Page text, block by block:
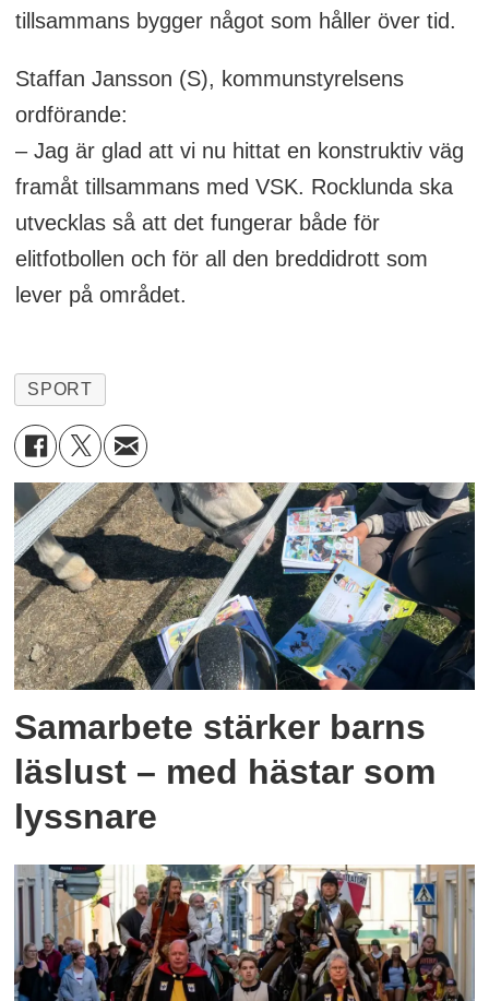
tillsammans bygger något som håller över tid.
Staffan Jansson (S), kommunstyrelsens
ordförande:
– Jag är glad att vi nu hittat en konstruktiv väg
framåt tillsammans med VSK. Rocklunda ska
utvecklas så att det fungerar både för
elitfotbollen och för all den breddidrott som
lever på området.
SPORT
Samarbete stärker barns
läslust – med hästar som
lyssnare